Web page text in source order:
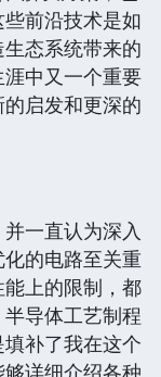
前沿技术是如
态系统带来的
中又一个重要
启发和更深的
一直认为深入
的电路至关重
上的限制，都
导体工艺制程
补了我在这个
详细介绍各种